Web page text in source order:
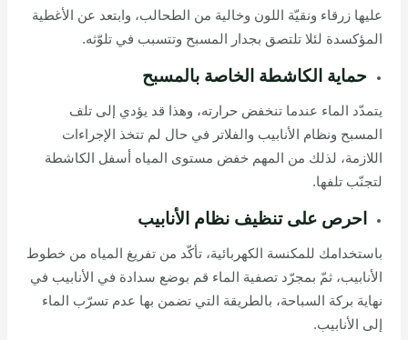
عليها زرقاء ونقيّة اللون وخالية من الطحالب، وابتعد عن الأغطية
المؤكسدة لئلا تلتصق بجدار المسبح وتتسبب في تلوّثه.
حماية الكاشطة الخاصة بالمسبح
يتمدّد الماء عندما تنخفض حرارته، وهذا قد يؤدي إلى تلف
المسبح ونظام الأنابيب والفلاتر في حال لم تتخذ الإجراءات
اللازمة، لذلك من المهم خفض مستوى المياه أسفل الكاشطة
لتجنّب تلفها.
احرص على تنظيف نظام الأنابيب
باستخدامك للمكنسة الكهربائية، تأكّد من تفريغ المياه من خطوط
الأنابيب، ثمّ بمجرّد تصفية الماء قم بوضع سدادة في الأنابيب في
نهاية بركة السباحة، بالطريقة التي تضمن بها عدم تسرّب الماء
إلى الأنابيب.